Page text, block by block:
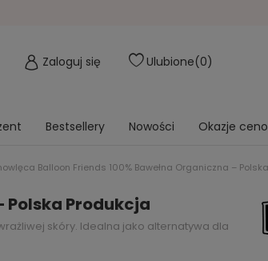
Zaloguj się Ulubione 0
Bestsellery Nowości Okazje
Balloon Friends 100% Bawełna Organiczna –
Polska Produkcja
skóry. Idealna jako alternatywa dla